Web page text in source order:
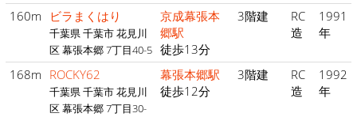
160m ビラまくはり
千葉県 千葉市 花見川
区 幕張本郷 7丁目40-5
京成幕張本
郷駅
徒歩13分
3階建
RC
造
1991
年
168m ROCKY62
千葉県 千葉市 花見川
区 幕張本郷 7丁目30-
幕張本郷駅
徒歩12分
3階建
RC
造
1992
年